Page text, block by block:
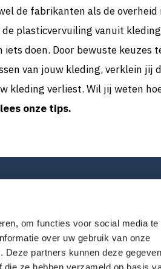
om functies voor social media te
over uw gebruik van onze
partners kunnen deze
de fabrikanten als de
de plasticvervuiling vanuit
iets doen. Door bewuste keuzes
van jouw kleding, verklein jij
kleding verliest. Wil jij weten
onze tips.